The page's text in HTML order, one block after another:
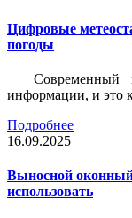
Цифровые
погоды
Современный
информации, и это
Подробнее
16.09.2025
Выносной
использовать